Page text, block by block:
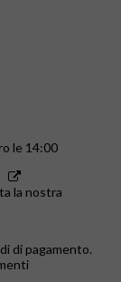
le 14:00
la nostra
di pagamento.